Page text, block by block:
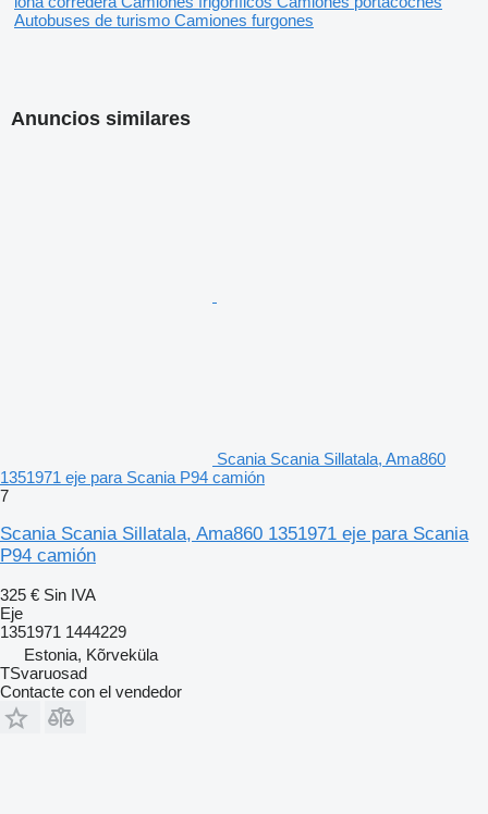
Autobuses de turismo Camiones furgones
Anuncios similares
Scania Scania Sillatala, Ama860
1351971 eje para Scania P94 camión
7
Scania Scania Sillatala, Ama860 1351971 eje para Scania
P94 camión
325 € Sin IVA
Eje
1351971 1444229
Estonia, Kõrveküla
TSvaruosad
Contacte con el vendedor